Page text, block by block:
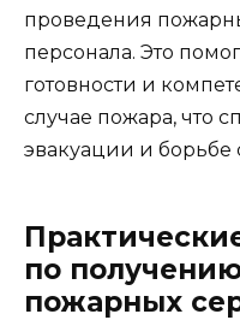
проведения
персонала. Это
готовности и
случае пожара, что
эвакуации и борьбе
по
пожарных